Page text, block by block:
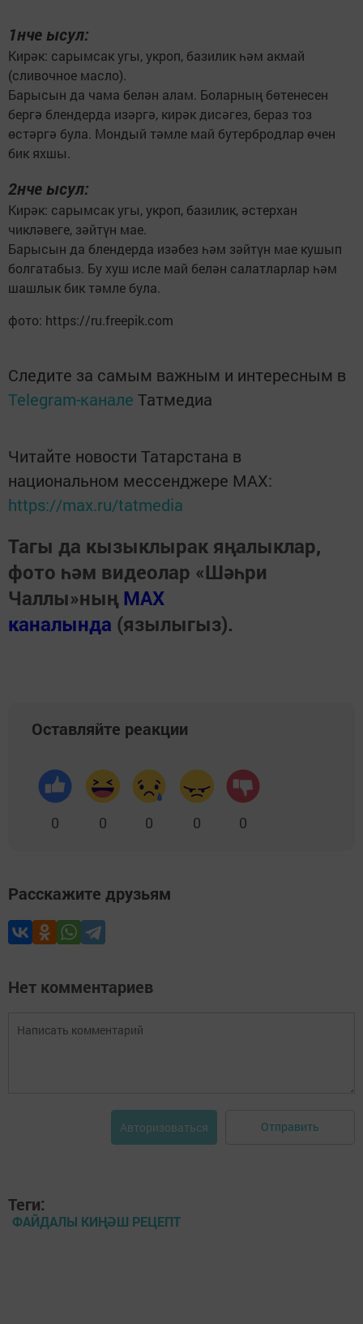
1нче ысул:
Кирәк: сарымсак угы, укроп, базилик һәм акмай
(сливочное масло).
Барысын да чама белән алам. Боларның бөтенесен
бергә блендерда изәргә, кирәк дисәгез, бераз тоз
өстәргә була. Мондый тәмле май бутербродлар өчен
бик яхшы.
2нче ысул:
Кирәк: сарымсак угы, укроп, базилик, әстерхан
чикләвеге, зәйтүн мае.
Барысын да блендерда изәбез һәм зәйтүн мае кушып
болгатабыз. Бу хуш исле май белән салатларлар һәм
шашлык бик тәмле була.
фото: https://ru.freepik.com
Следите за самым важным и интересным в
Telegram-канале Татмедиа
Читайте новости Татарстана в
национальном мессенджере MАХ:
https://max.ru/tatmedia
Тагы да кызыклырак яңалыклар,
фото һәм видеолар «Шәһри
Чаллы»ның MAX
каналында (язылыгыз).
Оставляйте реакции
0 0 0 0 0
Расскажите друзьям
Нет комментариев
Авторизоваться Отправить
Теги:
ФАЙДАЛЫ КИҢӘШ РЕЦЕПТ